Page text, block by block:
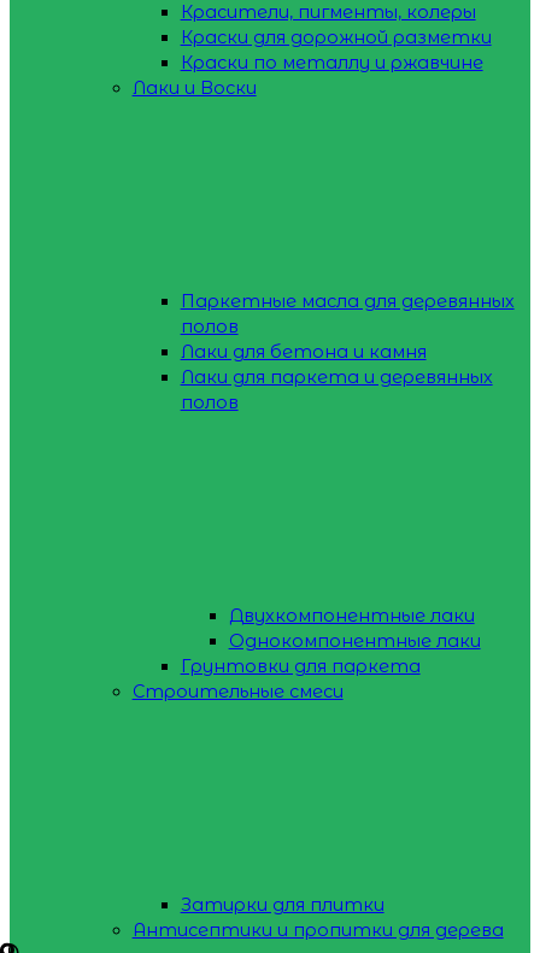
Красители, пигменты, колеры
Краски для дорожной разметки
Краски по металлу и ржавчине
Лаки и Воски
Паркетные масла для деревянных
полов
Лаки для бетона и камня
Лаки для паркета и деревянных
полов
Двухкомпонентные лаки
Однокомпонентные лаки
Грунтовки для паркета
Строительные смеси
Затирки для плитки
Антисептики и пропитки для дерева